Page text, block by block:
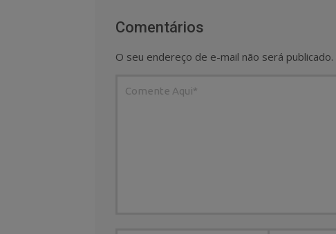
Comentários
O seu endereço de e-mail não será publicado.